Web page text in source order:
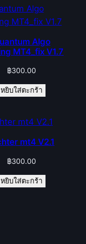
Algo
MT4_fix V1.7
฿300.00
หยิบใส่ตะกร้า
mt4 V2.1
฿300.00
หยิบใส่ตะกร้า